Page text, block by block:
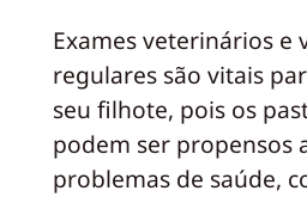
Exames veterinários e
regulares são vitais
seu filhote, pois os
podem ser propensos
problemas de saúde,